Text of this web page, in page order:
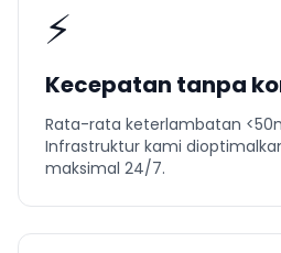
⚡
Kecepatan tanpa
Rata-rata keterlambatan
Infrastruktur kami
maksimal 24/7.